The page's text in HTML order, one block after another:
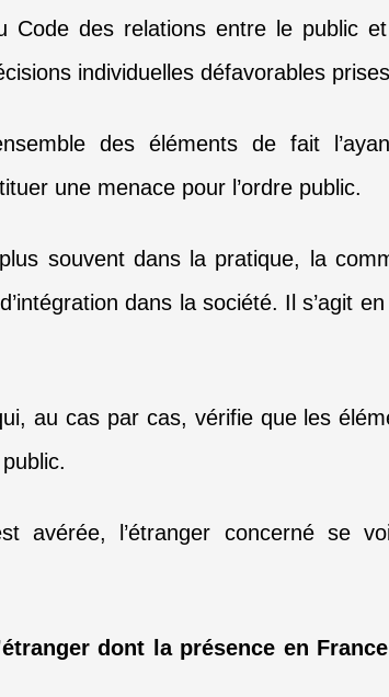
des relations entre le public
individuelles défavorables
des éléments de fait
une menace pour l’ordre public.
souvent dans la pratique, la
dans la société. Il s’agit
au cas par cas, vérifie que les
avérée, l’étranger concerné se
dont la présence en